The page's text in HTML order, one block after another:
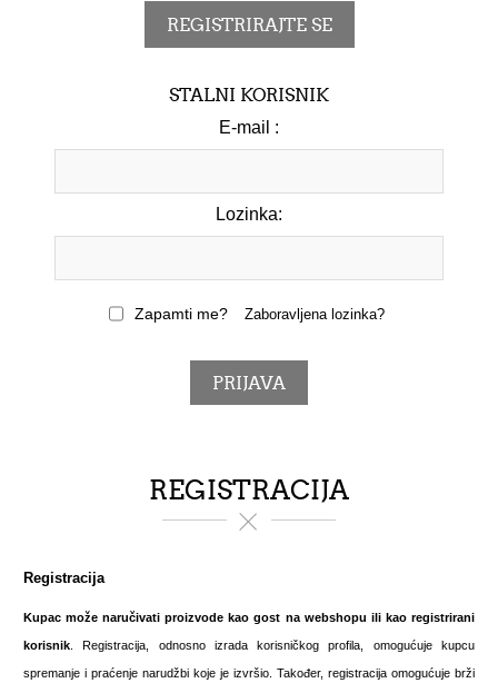
STALNI KORISNIK
E-mail :
Lozinka:
Zapamti me? Zaboravljena lozinka?
REGISTRACIJA
Registracija
Kupac može naručivati proizvode kao gost na webshopu ili kao registrirani
korisnik . Registracija, odnosno izrada korisničkog profila, omogućuje kupcu
spremanje i praćenje narudžbi koje je izvršio. Također, registracija omogućuje brži